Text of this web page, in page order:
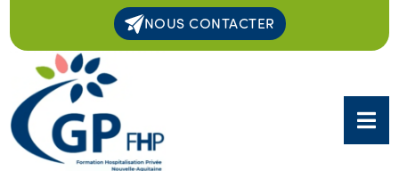
NOUS CONTACTER